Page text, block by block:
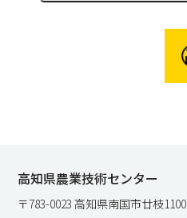
高知県農業技術センター
〒783-0023 高知県南国市廿枝1100